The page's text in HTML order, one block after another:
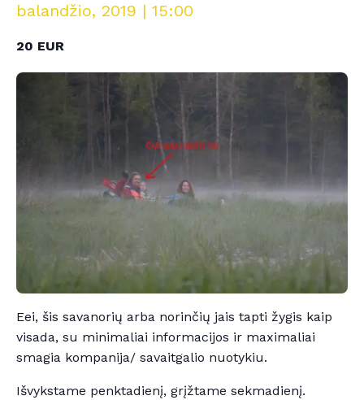
balandžio, 2019 | 15:00
20 EUR
Eei, šis savanorių arba norinčių jais tapti žygis kaip
visada, su minimaliai informacijos ir maximaliai
smagia kompanija/ savaitgalio nuotykiu.
Išvykstame penktadienį, grįžtame sekmadienį.